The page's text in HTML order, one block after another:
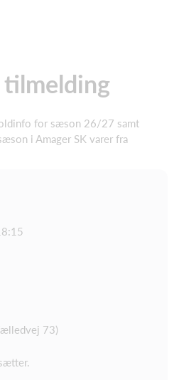
for sæson 26/27 samt
i Amager SK varer fra
73)